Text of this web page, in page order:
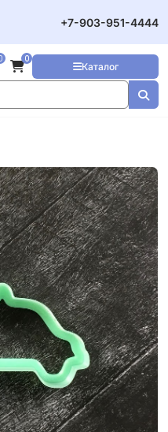
+7-903-951-4444
Каталог
0